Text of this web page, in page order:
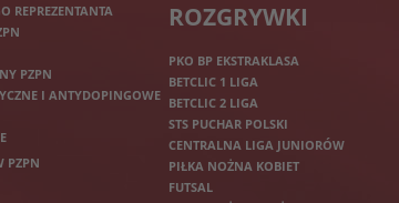
REPREZENTANTA
PZPN
I ANTYDOPINGOWE
PZPN
ROZGRYWKI
PKO BP EKSTRAKLASA
BETCLIC 1 LIGA
BETCLIC 2 LIGA
STS PUCHAR POLSKI
CENTRALNA LIGA JUNIORÓW
PIŁKA NOŻNA KOBIET
FUTSAL